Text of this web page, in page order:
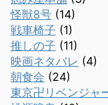
怪獣8号 (14)
戦車椅子 (1)
推しの子 (11)
映画ネタバレ (4)
朝食会 (24)
東京卍リベンジャ